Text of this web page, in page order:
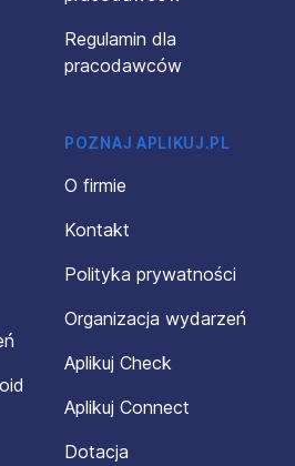
Regulamin dla
pracodawców
POZNAJ APLIKUJ.PL
O firmie
Kontakt
Polityka prywatności
Organizacja wydarzeń
Aplikuj Check
Aplikuj Connect
Dotacja